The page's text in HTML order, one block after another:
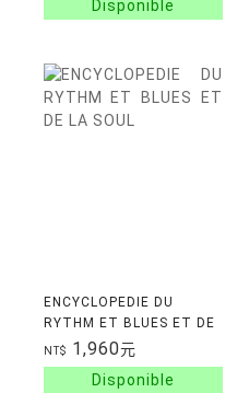
+1 INDEX) COFFRET
ENCYCLOPEDIE DU
RYTHM ET BLUES ET DE
LA SOUL
NT$ 1,960元